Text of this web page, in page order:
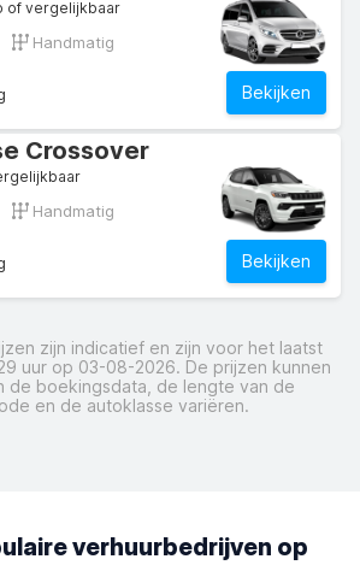
of vergelijkbaar
Handmatig
Bekijken
Crossover
Handmatig
Bekijken
zijn indicatief en zijn voor het laatst
uur op 03-08-2026. De prijzen kunnen
de boekingsdata, de lengte van de
en de autoklasse variëren.
verhuurbedrijven op